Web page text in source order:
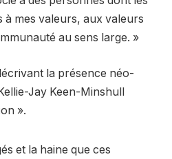
mes valeurs, aux valeurs
au sens large. »
la présence néo-
Jay Keen-Minshull
».
et la haine que ces